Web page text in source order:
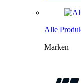
Alle
Marken